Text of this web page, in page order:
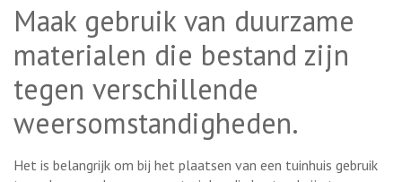
Maak gebruik van duurzame
materialen die bestand zijn
tegen verschillende
weersomstandigheden.
Het is belangrijk om bij het plaatsen van een tuinhuis gebruik